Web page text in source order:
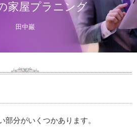
家屋プラニング
田中巖
部分がいくつかあります。